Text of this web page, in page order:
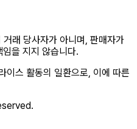
래 당사자가 아니며, 판매자가
을 지지 않습니다.
이스 활동의 일환으로, 이에 따른